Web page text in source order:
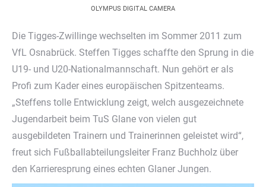
OLYMPUS DIGITAL CAMERA
Die Tigges-Zwillinge wechselten im Sommer 2011 zum
VfL Osnabrück. Steffen Tigges schaffte den Sprung in die
U19- und U20-Nationalmannschaft. Nun gehört er als
Profi zum Kader eines europäischen Spitzenteams.
„Steffens tolle Entwicklung zeigt, welch ausgezeichnete
Jugendarbeit beim TuS Glane von vielen gut
ausgebildeten Trainern und Trainerinnen geleistet wird“,
freut sich Fußballabteilungsleiter Franz Buchholz über
den Karrieresprung eines echten Glaner Jungen.